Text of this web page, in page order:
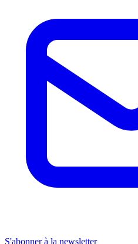
S'abonner à la newsletter